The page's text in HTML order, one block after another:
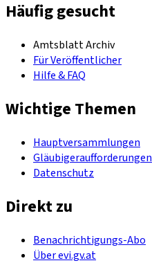
Häufig gesucht
Amtsblatt Archiv
Für Veröffentlicher
Hilfe & FAQ
Wichtige Themen
Hauptversammlungen
Gläubigeraufforderungen
Datenschutz
Direkt zu
Benachrichtigungs-Abo
Über evi.gv.at